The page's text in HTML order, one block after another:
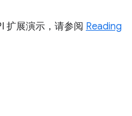
扩展演示，请参阅 Reading